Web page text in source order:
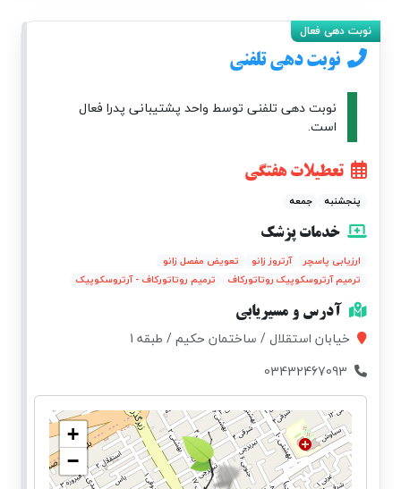
نوبت دهی تلفنی
نوبت دهی تلفنی توسط واحد پشتیبانی پدرا فعال
است.
تعطیلات هفتگی
پنجشنبه جمعه
خدمات پزشک
ارزیابی پاسچر آرتروز زانو
تعویض مفصل زانو
ترمیم آرتروسکوپیک روتاتورکاف
ترمیم روتاتورکاف - آرتروسکوپیک
آدرس و مسیریابی
خیابان استقلال / ساختمان حکیم / طبقه 1
+
−